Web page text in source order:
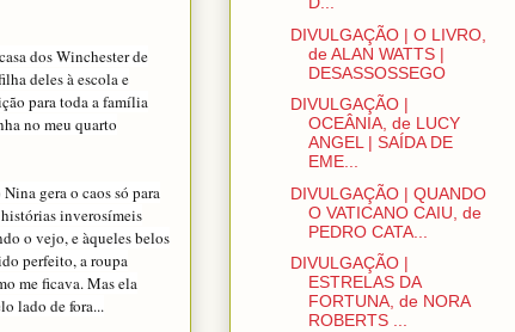
dos Winchester de
deles à escola e
para toda a família
no meu quarto
gera o caos só para
inverosímeis
o vejo, e àqueles belos
perfeito, a roupa
me ficava. Mas ela
lado de fora...
DIVULGAÇÃO | O LIVRO,
de ALAN WATTS |
DESASSOSSEGO
DIVULGAÇÃO |
OCEÂNIA, de LUCY
ANGEL | SAÍDA DE
EME...
DIVULGAÇÃO | QUANDO
O VATICANO CAIU, de
PEDRO CATA...
DIVULGAÇÃO |
ESTRELAS DA
FORTUNA, de NORA
ROBERTS ...